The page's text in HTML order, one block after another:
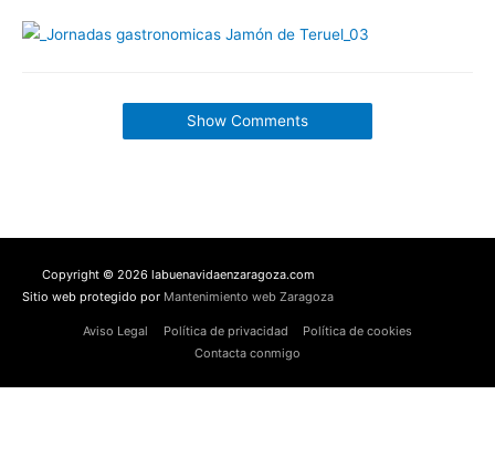
Show Comments
Copyright © 2026 labuenavidaenzaragoza.com
Sitio web protegido por Mantenimiento web Zaragoza
Aviso Legal Política de privacidad
Política de cookies
Contacta conmigo